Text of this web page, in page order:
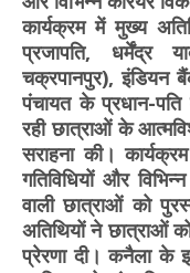
कार्यक्रम में मुख्य
प्रजापति, धर्मेंद्र
चक्रपानपुर), इंडियन
पंचायत के प्रधान-पति
रही छात्राओं के
सराहना की।
गतिविधियों और
वाली छात्राओं को
अतिथियों ने छात्राओं
प्रेरणा दी। कनैला के